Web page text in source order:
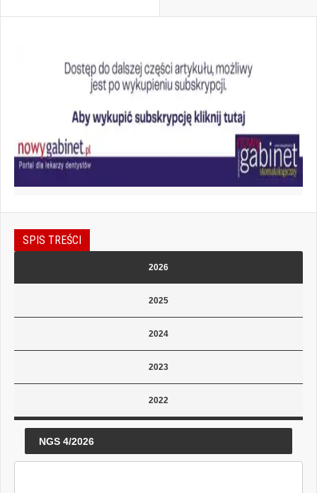
SPIS TREŚCI
2026
2025
2024
2023
2022
NGS 4/2026